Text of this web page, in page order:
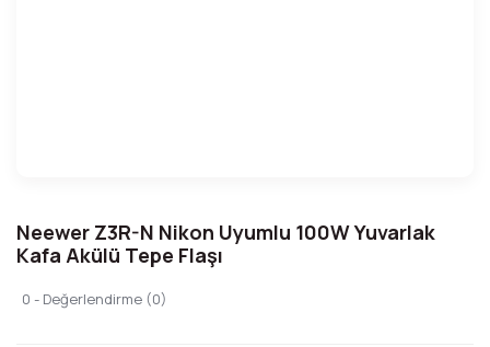
Neewer Z3R-N Nikon Uyumlu 100W Yuvarlak
Kafa Akülü Tepe Flaşı
0 - Değerlendirme (0)